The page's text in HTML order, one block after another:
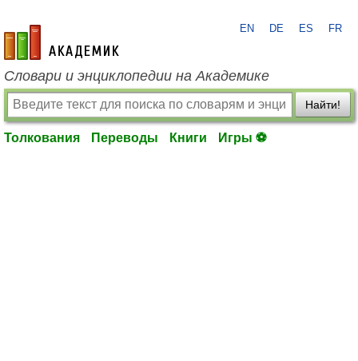
academic.ru
EN DE ES FR
Словари и энциклопедии на Академике
Найти!
Толкования Переводы Книги Игры ⚽